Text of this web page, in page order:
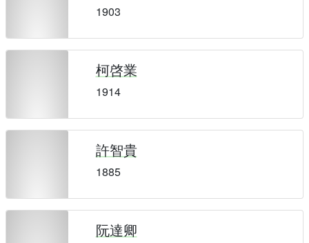
1903
柯啓業
1914
許智貴
1885
阮達卿